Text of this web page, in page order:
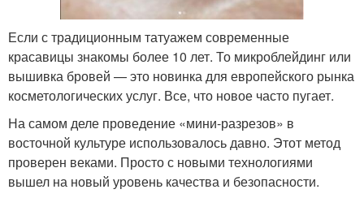
Если с традиционным татуажем современные
красавицы знакомы более 10 лет. То микроблейдинг или
вышивка бровей — это новинка для европейского рынка
косметологических услуг. Все, что новое часто пугает.
На самом деле проведение «мини-разрезов» в
восточной культуре использовалось давно. Этот метод
проверен веками. Просто с новыми технологиями
вышел на новый уровень качества и безопасности.